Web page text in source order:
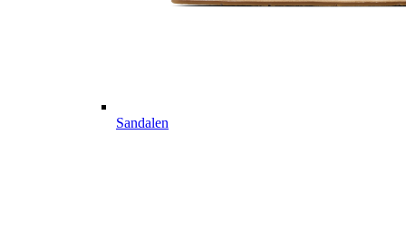
Sandalen